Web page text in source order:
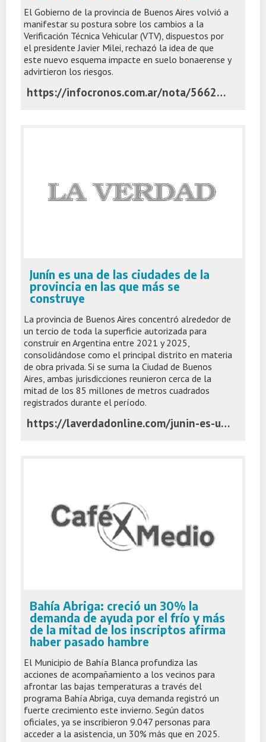
El Gobierno de la provincia de Buenos Aires volvió a
manifestar su postura sobre los cambios a la
Verificación Técnica Vehicular (VTV), dispuestos por
el presidente Javier Milei, rechazó la idea de que
este nuevo esquema impacte en suelo bonaerense y
advirtieron los riesgos.
https://infocronos.com.ar/nota/56626/el-gobierno-bonaerense-reitero-su-postura-frente-a-los-cambios-de-milei-a-la-vtv-y-advirtio-por-riesgos/
Junín es una de las ciudades de la
provincia en las que más se
construye
La provincia de Buenos Aires concentró alrededor de
un tercio de toda la superficie autorizada para
construir en Argentina entre 2021 y 2025,
consolidándose como el principal distrito en materia
de obra privada. Si se suma la Ciudad de Buenos
Aires, ambas jurisdicciones reunieron cerca de la
mitad de los 85 millones de metros cuadrados
registrados durante el período.
https://laverdadonline.com/junin-es-una-de-las-ciudades-de-la-provincia-en-las-que-mas-se-construye/
Bahía Abriga: creció un 30% la
demanda de ayuda por el frío y más
de la mitad de los inscriptos afirma
haber pasado hambre
El Municipio de Bahía Blanca profundiza las
acciones de acompañamiento a los vecinos para
afrontar las bajas temperaturas a través del
programa Bahía Abriga, cuya demanda registró un
fuerte crecimiento este invierno. Según datos
oficiales, ya se inscribieron 9.047 personas para
acceder a la asistencia, un 30% más que en 2025.